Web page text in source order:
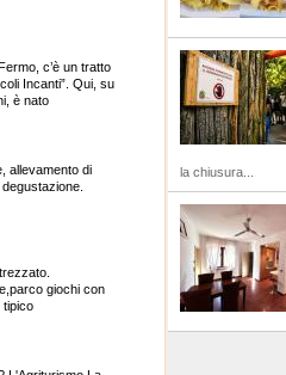
c’è un tratto
Incanti”. Qui, su
è nato
allevamento di
giochi con
tipico
la chiusura...